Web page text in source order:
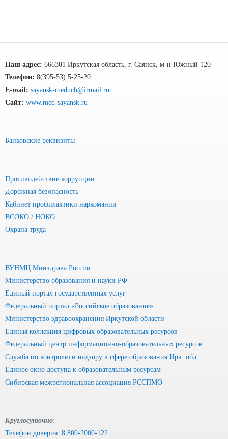
Наш адрес: 666301 Иркутская область, г. Саянск, м-н Южный 120
Телефон: 8(395-53) 5-25-20
E-mail: sayansk-meduch@irmail.ru
Сайт: www.med-sayansk.ru
Банковские реквизиты
Противодействие коррупции
Дорожная безопасность
Кабинет профилактики наркомании
ВСОКО / НОКО
Охрана труда
ВУНМЦ Минздрава России
Министерство образования и науки РФ
Единый портал государственных услуг
Федеральный портал «Российское образование»
Министерство здравоохранения Иркутской области
Единая коллекция цифровых образовательных ресурсов
Федеральный центр информационно-образовательных ресурсов
Служба по контролю и надзору в сфере образования Ирк. обл.
Единое окно доступа к образовательным ресурсам
Сибирская межрегиональная ассоциация РССПМО
Круглосуточно:
Телефон доверия: 8 800-2000-122